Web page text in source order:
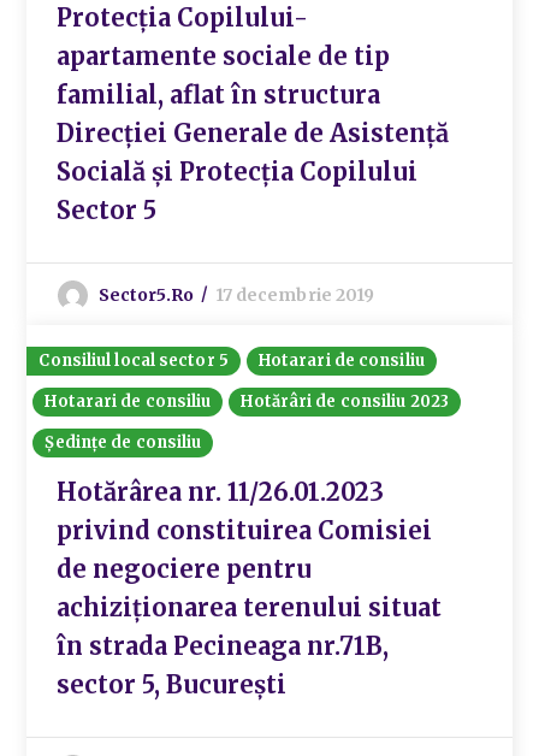
Protecția Copilului-
apartamente sociale de tip
familial, aflat în structura
Direcției Generale de Asistență
Socială și Protecția Copilului
Sector 5
Sector5.ro 17 decembrie 2019
Consiliul local sector 5
Hotarari de consiliu
Hotarari de consiliu
Hotărâri de consiliu 2023
Ședințe de consiliu
Hotărârea nr. 11/26.01.2023
privind constituirea Comisiei
de negociere pentru
achiziționarea terenului situat
în strada Pecineaga nr.71B,
sector 5, București